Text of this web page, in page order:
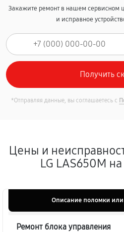
Закажите ремонт в нашем сервисном
и исправное
*Отправляя данные, вы соглашаетесь с
Цены и
LG LAS650M
Описание поломки или
Ремонт блока управления